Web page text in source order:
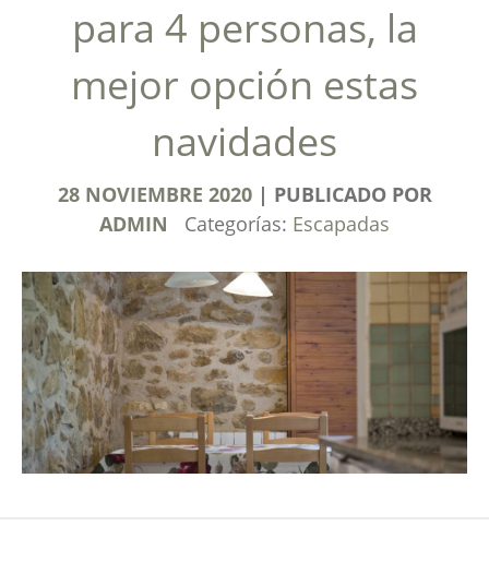
para 4 personas, la
mejor opción estas
navidades
28 NOVIEMBRE 2020
PUBLICADO POR
ADMIN
Categorías: Escapadas